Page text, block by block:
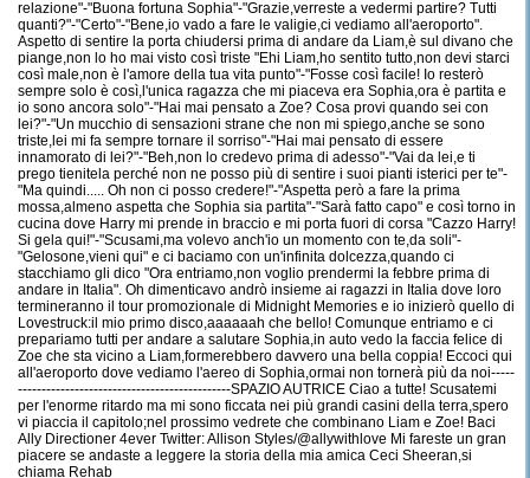
relazione"-"Buona fortuna Sophia"-"Grazie,verreste a vedermi partire? Tutti
quanti?"-"Certo"-"Bene,io vado a fare le valigie,ci vediamo all'aeroporto".
Aspetto di sentire la porta chiudersi prima di andare da Liam,è sul divano che
piange,non lo ho mai visto così triste "Ehi Liam,ho sentito tutto,non devi starci
così male,non è l'amore della tua vita punto"-"Fosse così facile! Io resterò
sempre solo è così,l'unica ragazza che mi piaceva era Sophia,ora è partita e
io sono ancora solo"-"Hai mai pensato a Zoe? Cosa provi quando sei con
lei?"-"Un mucchio di sensazioni strane che non mi spiego,anche se sono
triste,lei mi fa sempre tornare il sorriso"-"Hai mai pensato di essere
innamorato di lei?"-"Beh,non lo credevo prima di adesso"-"Vai da lei,e ti
prego tienitela perché non ne posso più di sentire i suoi pianti isterici per te"-
"Ma quindi..... Oh non ci posso credere!"-"Aspetta però a fare la prima
mossa,almeno aspetta che Sophia sia partita"-"Sarà fatto capo" e così torno in
cucina dove Harry mi prende in braccio e mi porta fuori di corsa "Cazzo Harry!
Si gela qui!"-"Scusami,ma volevo anch'io un momento con te,da soli"-
"Gelosone,vieni qui" e ci baciamo con un'infinita dolcezza,quando ci
stacchiamo gli dico "Ora entriamo,non voglio prendermi la febbre prima di
andare in Italia". Oh dimenticavo andrò insieme ai ragazzi in Italia dove loro
termineranno il tour promozionale di Midnight Memories e io inizierò quello di
Lovestruck:il mio primo disco,aaaaaah che bello! Comunque entriamo e ci
prepariamo tutti per andare a salutare Sophia,in auto vedo la faccia felice di
Zoe che sta vicino a Liam,formerebbero davvero una bella coppia! Eccoci qui
all'aeroporto dove vediamo l'aereo di Sophia,ormai non tornerà più da noi-----
---------------------------------------------SPAZIO AUTRICE Ciao a tutte! Scusatemi
per l'enorme ritardo ma mi sono ficcata nei più grandi casini della terra,spero
vi piaccia il capitolo;nel prossimo vedrete che combinano Liam e Zoe! Baci
Ally Directioner 4ever Twitter: Allison Styles/@allywithlove Mi fareste un gran
piacere se andaste a leggere la storia della mia amica Ceci Sheeran,si
chiama Rehab